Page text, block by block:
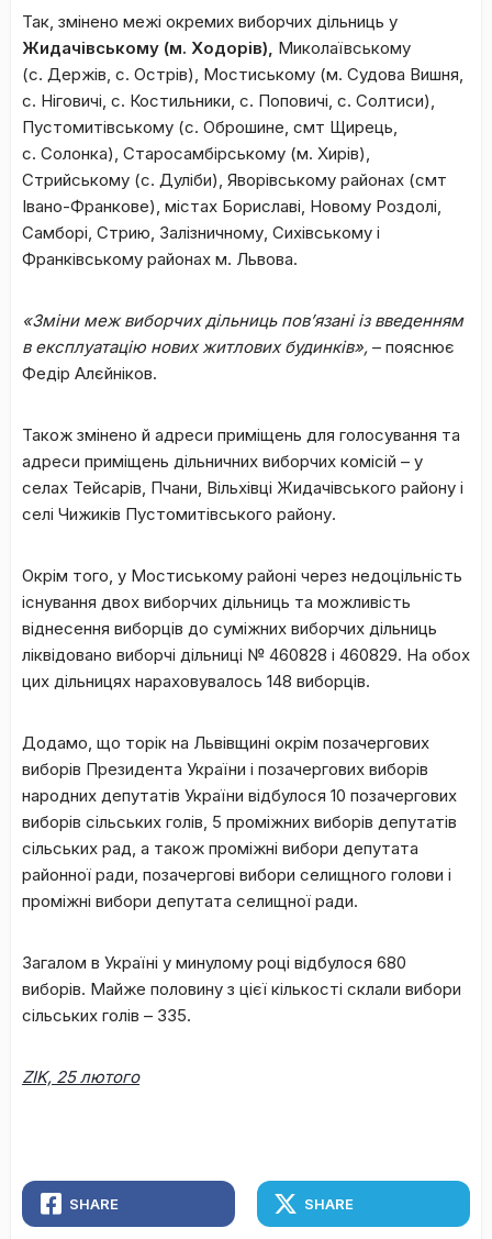
Так, змінено межі окремих виборчих дільниць у
Жидачівському (м. Ходорів), Миколаївському
(с. Держів, с. Острів), Мостиському (м. Судова Вишня,
с. Ніговичі, с. Костильники, с. Поповичі, с. Солтиси),
Пустомитівському (с. Оброшине, смт Щирець,
с. Солонка), Старосамбірському (м. Хирів),
Стрийському (с. Дуліби), Яворівському районах (смт
Івано-Франкове), містах Бориславі, Новому Роздолі,
Самборі, Стрию, Залізничному, Сихівському і
Франківському районах м. Львова.
«Зміни меж виборчих дільниць пов’язані із введенням
в експлуатацію нових житлових будинків», – пояснює
Федір Алєйніков.
Також змінено й адреси приміщень для голосування та
адреси приміщень дільничних виборчих комісій – у
селах Тейсарів, Пчани, Вільхівці Жидачівського району і
селі Чижиків Пустомитівського району.
Окрім того, у Мостиському районі через недоцільність
існування двох виборчих дільниць та можливість
віднесення виборців до суміжних виборчих дільниць
ліквідовано виборчі дільниці № 460828 і 460829. На обох
цих дільницях нараховувалось 148 виборців.
Додамо, що торік на Львівщині окрім позачергових
виборів Президента України і позачергових виборів
народних депутатів України відбулося 10 позачергових
виборів сільських голів, 5 проміжних виборів депутатів
сільських рад, а також проміжні вибори депутата
районної ради, позачергові вибори селищного голови і
проміжні вибори депутата селищної ради.
Загалом в Україні у минулому році відбулося 680
виборів. Майже половину з цієї кількості склали вибори
сільських голів – 335.
ZIK, 25лютого
SHARE SHARE